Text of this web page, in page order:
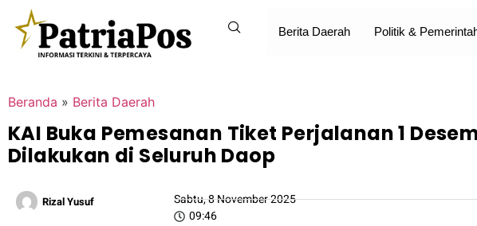
Berita Daerah Politik &
Beranda » Berita Daerah
KAI Buka Pemesanan Tiket Perjalanan 1
Dilakukan di Seluruh Daop
Rizal Yusuf
Sabtu, 8 November 2025
09:46